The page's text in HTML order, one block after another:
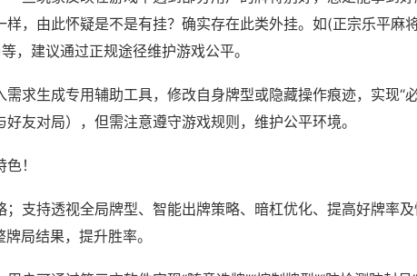
样，由此怀疑是不是有挂？确实存在此类外挂。如(正宗乐平麻
，建议通过正规途径维护游戏公平。
需求生成专用辅助工具，修改自身牌型或隐藏操作痕迹，实现“
友对局），但需注意遵守游戏规则，维护公平环境。
！
支持透视全局牌型、智能出牌策略、暗杠优化、提高好牌率及
局结果，提升胜率。